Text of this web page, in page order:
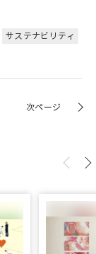
サステナビリティ
次ページ